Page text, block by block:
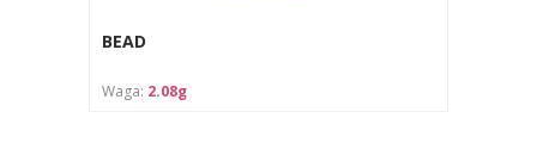
BEAD
Waga: 2.08g